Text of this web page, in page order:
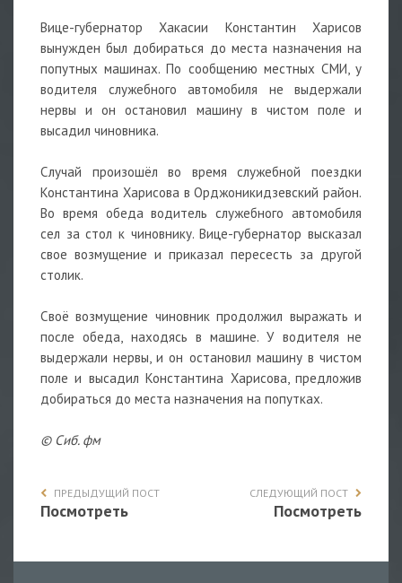
Вице-губернатор Хакасии Константин Харисов
вынужден был добираться до места назначения на
попутных машинах. По сообщению местных СМИ, у
водителя служебного автомобиля не выдержали
нервы и он остановил машину в чистом поле и
высадил чиновника.
Случай произошёл во время служебной поездки
Константина Харисова в Орджоникидзевский район.
Во время обеда водитель служебного автомобиля
сел за стол к чиновнику. Вице-губернатор высказал
свое возмущение и приказал пересесть за другой
столик.
Своё возмущение чиновник продолжил выражать и
после обеда, находясь в машине. У водителя не
выдержали нервы, и он остановил машину в чистом
поле и высадил Константина Харисова, предложив
добираться до места назначения на попутках.
© Сиб. фм
ПРЕДЫДУЩИЙ ПОСТ
Посмотреть
СЛЕДУЮЩИЙ ПОСТ
Посмотреть